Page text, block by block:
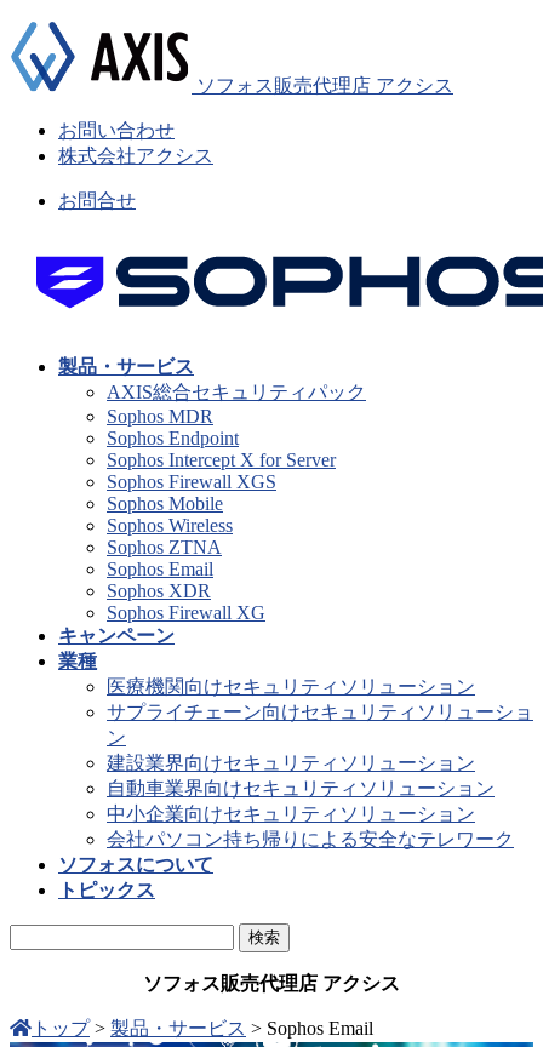
ソフォス販売代理店 アクシス
お問い合わせ
株式会社アクシス
お問合せ
製品・サービス
AXIS総合セキュリティパック
Sophos MDR
Sophos Endpoint
Sophos Intercept X for Server
Sophos Firewall XGS
Sophos Mobile
Sophos Wireless
Sophos ZTNA
Sophos Email
Sophos XDR
Sophos Firewall XG
キャンペーン
業種
医療機関向けセキュリティソリューション
サプライチェーン向けセキュリティソリューショ
ン
建設業界向けセキュリティソリューション
自動車業界向けセキュリティソリューション
中小企業向けセキュリティソリューション
会社パソコン持ち帰りによる安全なテレワーク
ソフォスについて
トピックス
ソフォス販売代理店 アクシス
トップ> 製品・サービス > Sophos Email